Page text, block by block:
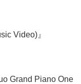
Video)』
Grand Piano One